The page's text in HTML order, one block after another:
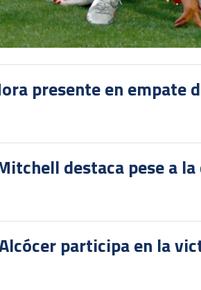
presente en empate
destaca pese a
participa en la